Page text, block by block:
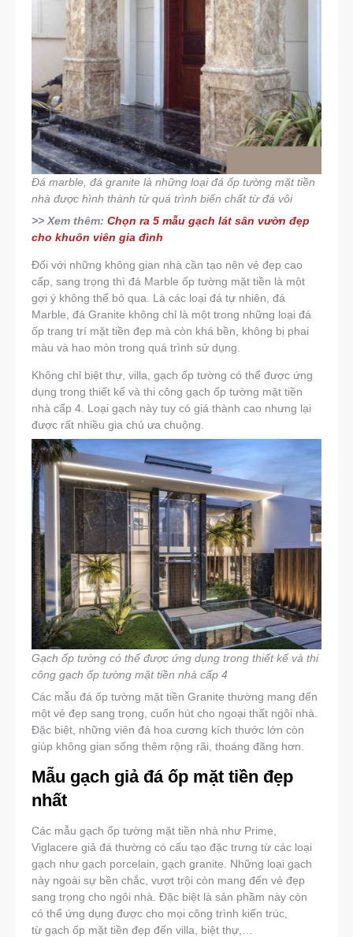
Đá marble, đá granite là những loại đá ốp tường mặt tiền
nhà được hình thành từ quá trình biến chất từ đá vôi
>> Xem thêm: Chọn ra 5 mẫu gạch lát sân vườn đẹp
cho khuôn viên gia đình
Đối với những không gian nhà cần tạo nên vẻ đẹp cao
cấp, sang trọng thì đá Marble ốp tường mặt tiền là một
gợi ý không thể bỏ qua. Là các loại đá tự nhiên, đá
Marble, đá Granite không chỉ là một trong những loại đá
ốp trang trí mặt tiền đẹp mà còn khá bền, không bị phai
màu và hao mòn trong quá trình sử dụng.
Không chỉ biệt thự, villa, gạch ốp tường có thể được ứng
dụng trong thiết kế và thi công gạch ốp tường mặt tiền
nhà cấp 4. Loại gạch này tuy có giá thành cao nhưng lại
được rất nhiều gia chủ ưa chuộng.
Gạch ốp tường có thể được ứng dụng trong thiết kế và thi
công gạch ốp tường mặt tiền nhà cấp 4
Các mẫu đá ốp tường mặt tiền Granite thường mang đến
một vẻ đẹp sang trọng, cuốn hút cho ngoại thất ngôi nhà.
Đặc biệt, những viên đá hoa cương kích thước lớn còn
giúp không gian sống thêm rộng rãi, thoáng đãng hơn.
Mẫu gạch giả đá ốp mặt tiền đẹp
nhất
Các mẫu gạch ốp tường mặt tiền nhà như Prime,
Viglacere giả đá thường có cấu tạo đặc trưng từ các loại
gạch như gạch porcelain, gạch granite. Những loại gạch
này ngoài sự bền chắc, vượt trội còn mang đến vẻ đẹp
sang trọng cho ngôi nhà. Đặc biệt là sản phầm này còn
có thể ứng dụng được cho mọi công trình kiến trúc,
từ gạch ốp mặt tiền đẹp đến villa, biệt thự,…